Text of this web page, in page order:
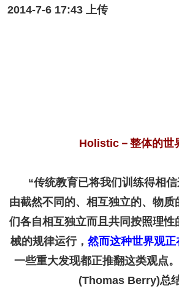
2014-7-6 17:43 上传
Holistic－整体的世
“传统教育已将我们训练得相信
由截然不同的、相互独立的、物质
们各自相互独立而且共同按照理性
械的规律运行， 然而这种世界观正
一些重大发现都正推翻这类观点
(Thomas Berry)总